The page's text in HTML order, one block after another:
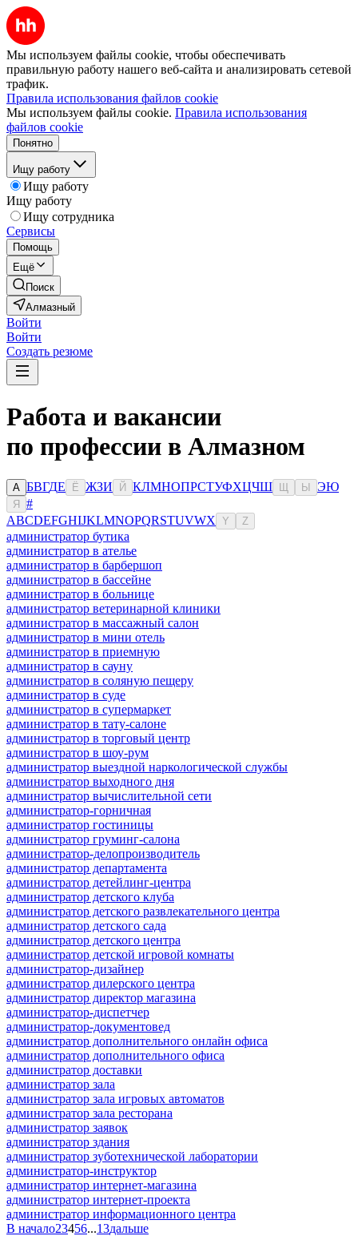
Мы используем файлы cookie, чтобы обеспечивать
правильную работу нашего веб-сайта и анализировать сетевой
трафик.
Правила использования файлов cookie
Мы используем файлы cookie. Правила использования
файлов cookie
Понятно
Ищу работу
Ищу работу
Ищу работу
Ищу сотрудника
Сервисы
Помощь
Ещё
Поиск
Алмазный
Войти
Войти
Создать резюме
Работа и вакансии
по профессии в Алмазном
А БВГДЕ Ё ЖЗИ Й КЛМНОПРСТУФХЦЧШ Ы ЭЮ
Я
#
ABCDEFGHIJKLMNOPQRSTUVWX Y Z
администратор бутика
администратор в ателье
администратор в барбершоп
администратор в бассейне
администратор в больнице
администратор ветеринарной клиники
администратор в массажный салон
администратор в мини отель
администратор в приемную
администратор в сауну
администратор в соляную пещеру
администратор в суде
администратор в супермаркет
администратор в тату-салоне
администратор в торговый центр
администратор в шоу-рум
администратор выездной наркологической службы
администратор выходного дня
администратор вычислительной сети
администратор-горничная
администратор гостиницы
администратор груминг-салона
администратор-делопроизводитель
администратор департамента
администратор детейлинг-центра
администратор детского клуба
администратор детского развлекательного центра
администратор детского сада
администратор детского центра
администратор детской игровой комнаты
администратор-дизайнер
администратор дилерского центра
администратор директор магазина
администратор-диспетчер
администратор-документовед
администратор дополнительного онлайн офиса
администратор дополнительного офиса
администратор доставки
администратор зала
администратор зала игровых автоматов
администратор зала ресторана
администратор заявок
администратор здания
администратор зуботехнической лаборатории
администратор-инструктор
администратор интернет-магазина
администратор интернет-проекта
администратор информационного центра
В начало23456...13дальше